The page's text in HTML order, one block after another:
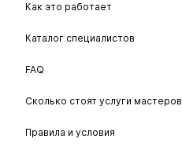
Как это работает
Каталог специалистов
FAQ
Сколько стоят услуги мастеров
Правила и условия